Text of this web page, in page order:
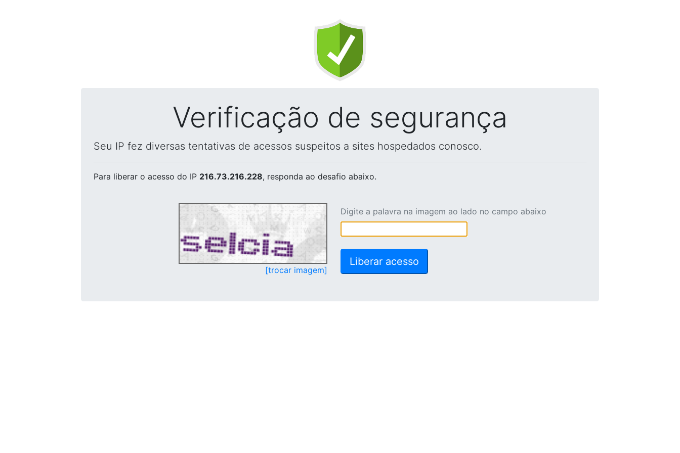
Verificação de segurança
Seu IP fez diversas tentativas de acessos suspeitos a sites hospedados conosco.
Para liberar o acesso do IP 216.73.216.228, responda ao desafio abaixo.
[trocar imagem]
Digite a palavra na imagem ao lado no campo abaixo